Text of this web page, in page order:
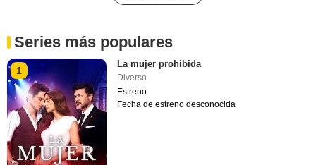
Series más populares
1
La mujer prohibida
Diverso
Estreno
Fecha de estreno desconocida